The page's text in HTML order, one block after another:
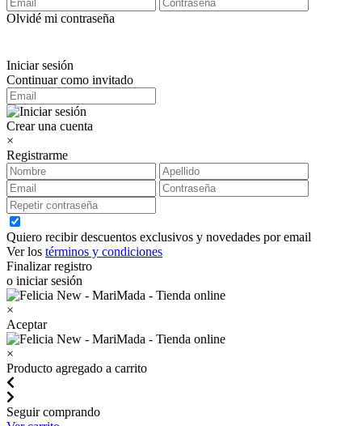
Olvidé mi contraseña
Iniciar sesión
Continuar como invitado
Crear una cuenta
×
Registrarme
Quiero recibir descuentos exclusivos y novedades por email
Ver los términos y condiciones
Finalizar registro
o iniciar sesión
×
Aceptar
×
Producto agregado a carrito
Seguir comprando